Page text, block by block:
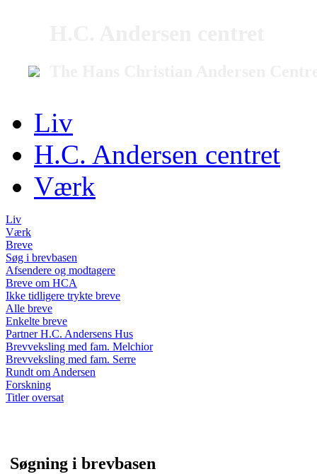
Liv
H.C. Andersen centret
Værk
Liv
Værk
Breve
Søg i brevbasen
Afsendere og modtagere
Breve om HCA
Ikke tidligere trykte breve
Alle breve
Enkelte breve
Partner H.C. Andersens Hus
Brevveksling med fam. Melchior
Brevveksling med fam. Serre
Rundt om Andersen
Forskning
Titler oversat
Søgning i brevbasen